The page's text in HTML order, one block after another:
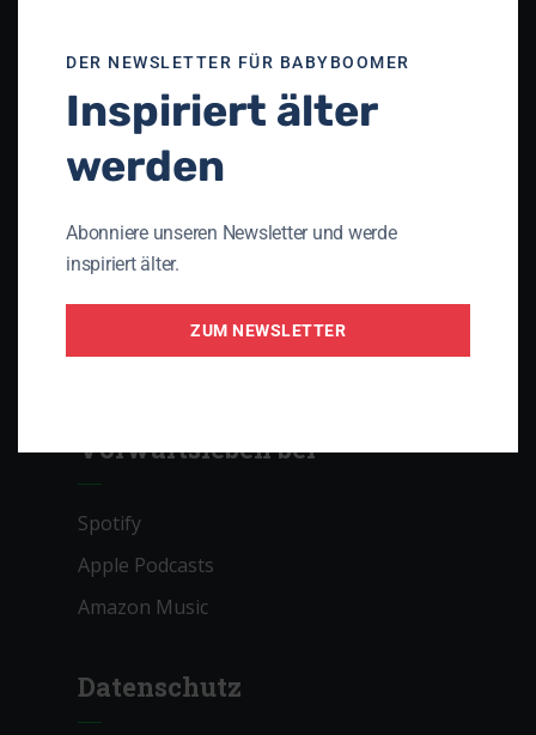
Theologisches Seminar St. Chrischona
(TSC)
Die Apis
Arbeitsgemeinschaft Perspektive 3D
Lebenslauf – das christliche Magazin mit
Vorwärtsleben bei
Spotify
Apple Podcasts
Amazon Music
Datenschutz
DER NEWSLETTER FÜR BABYBOOMER
Inspiriert älter
werden
Abonniere unseren Newsletter und werde
inspiriert älter.
ZUM NEWSLETTER